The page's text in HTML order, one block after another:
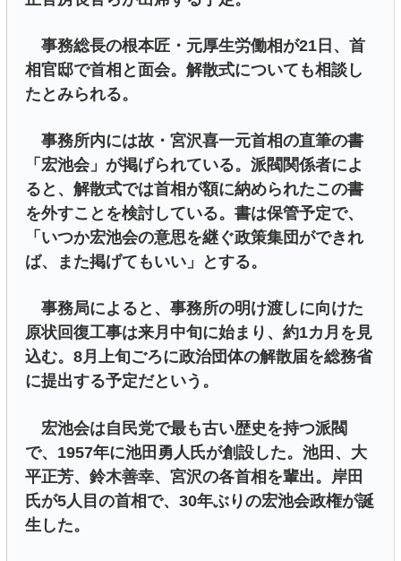
事務総長の根本匠・元厚生労働相が21日、首
相官邸で首相と面会。解散式についても相談し
たとみられる。
事務所内には故・宮沢喜一元首相の直筆の書
「宏池会」が掲げられている。派閥関係者によ
ると、解散式では首相が額に納められたこの書
を外すことを検討している。書は保管予定で、
「いつか宏池会の意思を継ぐ政策集団ができれ
ば、また掲げてもいい」とする。
事務局によると、事務所の明け渡しに向けた
原状回復工事は来月中旬に始まり、約1カ月を見
込む。8月上旬ごろに政治団体の解散届を総務省
に提出する予定だという。
宏池会は自民党で最も古い歴史を持つ派閥
で、1957年に池田勇人氏が創設した。池田、大
平正芳、鈴木善幸、宮沢の各首相を輩出。岸田
氏が5人目の首相で、30年ぶりの宏池会政権が誕
生した。